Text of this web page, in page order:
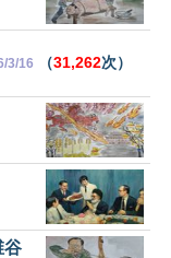
3/16 （31,262次）
谷